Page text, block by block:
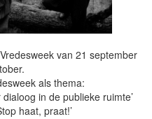
van 21 september
als thema:
in de publieke ruimte’
haat, praat!’